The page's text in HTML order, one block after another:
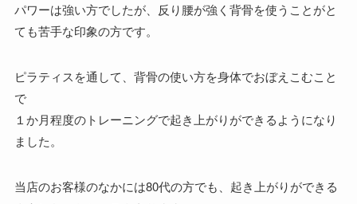
パワーは強い方でしたが、反り腰が強く背骨を使うことがと
ても苦手な印象の方です。
ピラティスを通して、背骨の使い方を身体でおぼえこむこと
で
１か月程度のトレーニングで起き上がりができるようになり
ました。
当店のお客様のなかには80代の方でも、起き上がりができる